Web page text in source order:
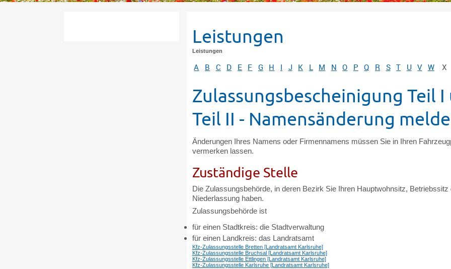
Leistungen
Leistungen
A B C D E F G H I J K L M N O P Q R S T U V W X
Zulassungsbescheinigung Teil I
Teil II - Namensänderung
Änderungen Ihres Namens oder Firmennamens müssen Sie in Ihren
vermerken lassen.
Zuständige Stelle
Die Zulassungsbehörde, in deren Bezirk Sie Ihren Hauptwohnsitz, Betriebssitz
Niederlassung haben.
Zulassungsbehörde ist
für einen Stadtkreis: die Stadtverwaltung
für einen Landkreis: das Landratsamt
Kfz-Zulassungsstelle Bretten [Landratsamt Karlsruhe]
Kfz-Zulassungsstelle Bruchsal [Landratsamt Karlsruhe]
Kfz-Zulassungsstelle Ettlingen [Landratsamt Karlsruhe]
Kfz-Zulassungsstelle Karlsruhe [Landratsamt Karlsruhe]